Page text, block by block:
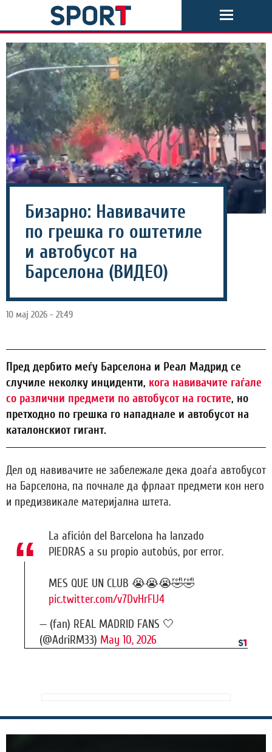
Бизарно: Навивачите
по грешка го оштетиле
и автобусот на
Барселона (ВИДЕО)
10 мај 2026 - 21:49
Пред дербито меѓу Барселона и Реал Мадрид се
случиле неколку инциденти, кога навивачите гаѓале
со различни предмети по автобусот на гостите, но
претходно по грешка го нападнале и автобусот на
каталонскиот гигант.
Дел од навивачите не забележале дека доаѓа автобусот
на Барселона, па почнале да фрлаат предмети кон него
и предизвикале материјална штета.
La afición del Barcelona ha lanzado
PIEDRAS a su propio autobús, por error.
MES QUE UN CLUB 😭😭😭🤣🤣
pic.twitter.com/v7DvHrFIJ4
— (fan) REAL MADRID FANS 🤍
(@AdriRM33) May 10, 2026